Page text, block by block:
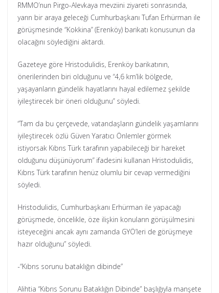
RMMO’nun Pirgo-Alevkaya mevziini ziyareti sonrasında,
yarın bir araya geleceği Cumhurbaşkanı Tufan Erhürman ile
görüşmesinde “Kokkina” (Erenköy) barikatı konusunun da
olacağını söylediğini aktardı.
Gazeteye göre Hristodulidis, Erenköy barikatının,
önerilerinden biri olduğunu ve “4,6 km’lik bölgede,
yaşayanların gündelik hayatlarını hayal edilemez şekilde
iyileştirecek bir öneri olduğunu” söyledi.
“Tam da bu çerçevede, vatandaşların gündelik yaşamlarını
iyileştirecek özlü Güven Yaratıcı Önlemler görmek
istiyorsak Kıbrıs Türk tarafının yapabileceği bir hareket
olduğunu düşünüyorum” ifadesini kullanan Hristodulidis,
Kıbrıs Türk tarafının henüz olumlu bir cevap vermediğini
söyledi.
Hristodulidis, Cumhurbaşkanı Erhürman ile yapacağı
görüşmede, öncelikle, öze ilişkin konuların görüşülmesini
isteyeceğini ancak aynı zamanda GYÖ’leri de görüşmeye
hazır olduğunu” söyledi.
-“Kıbrıs sorunu bataklığın dibinde”
Alihtia “Kıbrıs Sorunu Bataklığın Dibinde” başlığıyla manşete